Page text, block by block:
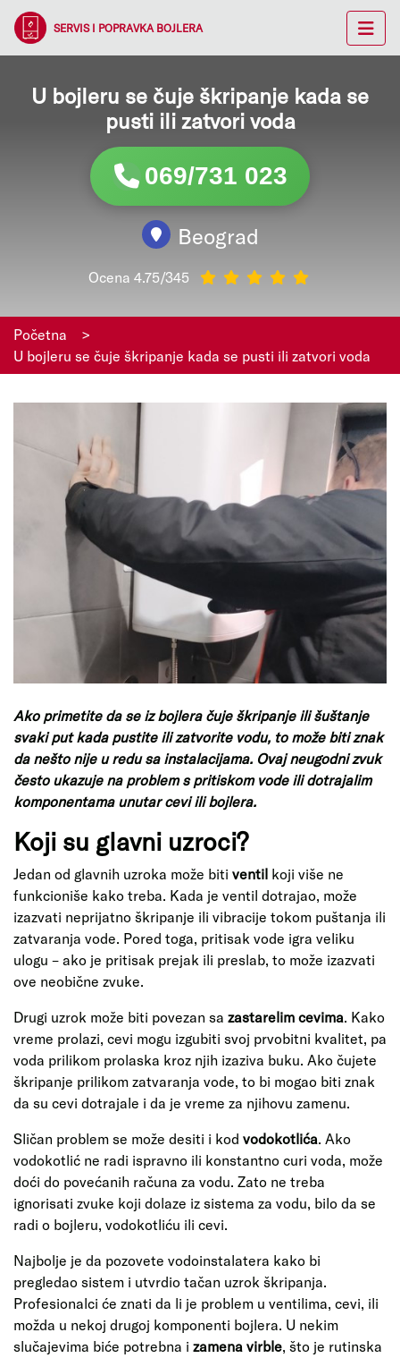
SERVIS I POPRAVKA BOJLERA
U bojleru se čuje škripanje kada se
pusti ili zatvori voda
069/731 023
Beograd
Ocena 4.75/345
Početna
>
U bojleru se čuje škripanje kada se pusti ili zatvori voda
Ako primetite da se iz bojlera čuje škripanje ili šuštanje
svaki put kada pustite ili zatvorite vodu, to može biti znak
da nešto nije u redu sa instalacijama. Ovaj neugodni zvuk
često ukazuje na problem s pritiskom vode ili dotrajalim
komponentama unutar cevi ili bojlera.
Koji su glavni uzroci?
Jedan od glavnih uzroka može biti ventil koji više ne
funkcioniše kako treba. Kada je ventil dotrajao, može
izazvati neprijatno škripanje ili vibracije tokom puštanja ili
zatvaranja vode. Pored toga, pritisak vode igra veliku
ulogu – ako je pritisak prejak ili preslab, to može izazvati
ove neobične zvuke.
Drugi uzrok može biti povezan sa zastarelim cevima. Kako
vreme prolazi, cevi mogu izgubiti svoj prvobitni kvalitet, pa
voda prilikom prolaska kroz njih izaziva buku. Ako čujete
škripanje prilikom zatvaranja vode, to bi mogao biti znak
da su cevi dotrajale i da je vreme za njihovu zamenu.
Sličan problem se može desiti i kod vodokotlića. Ako
vodokotlić ne radi ispravno ili konstantno curi voda, može
doći do povećanih računa za vodu. Zato ne treba
ignorisati zvuke koji dolaze iz sistema za vodu, bilo da se
radi o bojleru, vodokotliću ili cevi.
Najbolje je da pozovete vodoinstalatera kako bi
pregledao sistem i utvrdio tačan uzrok škripanja.
Profesionalci će znati da li je problem u ventilima, cevi, ili
možda u nekoj drugoj komponenti bojlera. U nekim
slučajevima biće potrebna i zamena virble, što je rutinska